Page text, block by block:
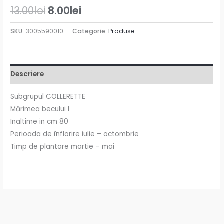
13.00lei 8.00lei
SKU: 3005590010 Categorie:Produse
Descriere
Subgrupul COLLERETTE
Mărimea becului I
Inaltime in cm 80
Perioada de înflorire iulie – octombrie
Timp de plantare martie – mai